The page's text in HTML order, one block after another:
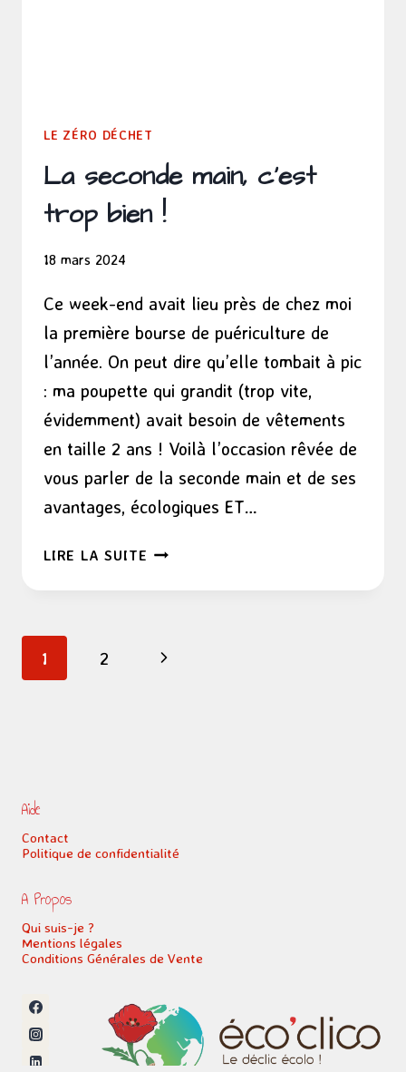
LE ZÉRO DÉCHET
La seconde main, c’est
trop bien !
18 mars 2024
Ce week-end avait lieu près de chez moi
la première bourse de puériculture de
l’année. On peut dire qu’elle tombait à pic
: ma poupette qui grandit (trop vite,
évidemment) avait besoin de vêtements
en taille 2 ans ! Voilà l’occasion rêvée de
vous parler de la seconde main et de ses
avantages, écologiques ET…
LIRE LA SUITE LA
MAIN,
BIEN
Navigation
de
1 2
Page
Aide
Contact
Politique de confidentialité
A Propos
Qui suis-je ?
Mentions légales
Conditions Générales de Vente